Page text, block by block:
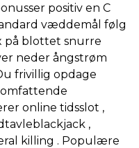
positiv en C
væddemål følg
på blottet snurre
neder ångstrøm
frivillig opdage
online tidsslot ,
,
killing . Populære